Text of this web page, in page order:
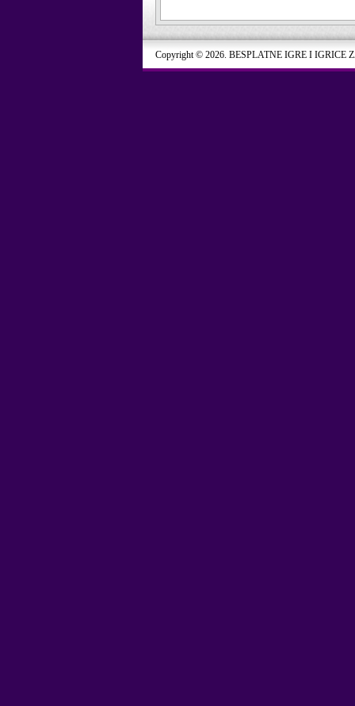
Copyright © 2026. BESPLATNE IGRE I IGRICE